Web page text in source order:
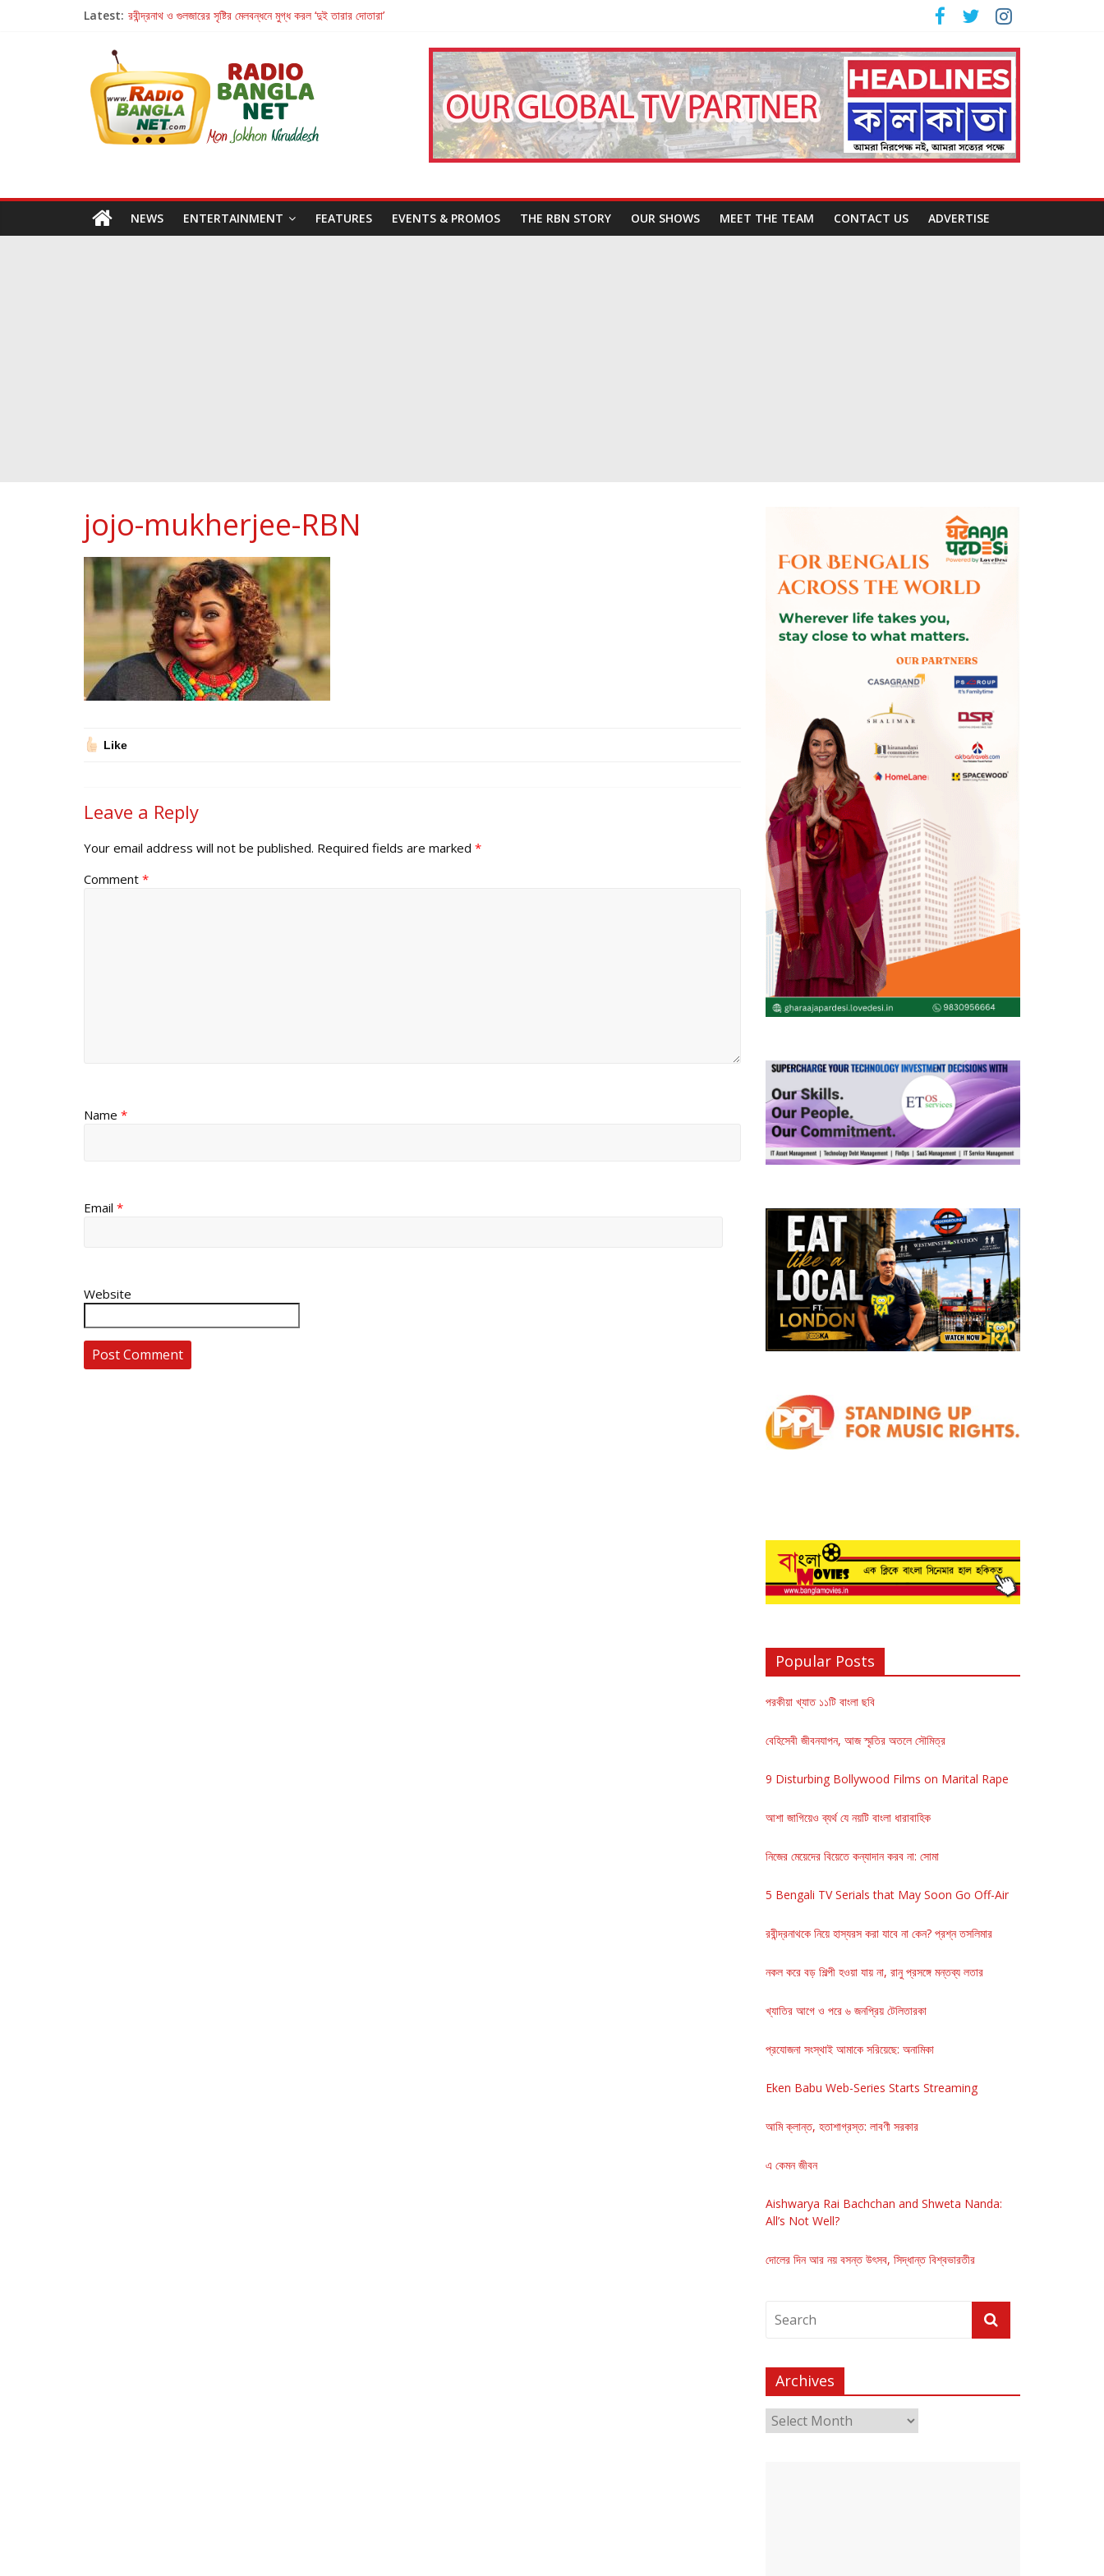
Latest: রবীন্দ্রনাথ ও গুলজারের সৃষ্টির মেলবন্ধনে মুগ্ধ করল ‘দুই তারার দোতারা’
Retribution: A Thought-Provoking Short Film That Challenges Our Understanding of Justice
হাওয়া বদলের টলিউডে ‘তুমি এলে তাই’
NEWS ENTERTAINMENT FEATURES EVENTS & PROMOS THE RBN STORY OUR SHOWS MEET THE TEAM CONTACT US ADVERTISE
jojo-mukherjee-RBN
Like
Leave a Reply
Your email address will not be published. Required fields are marked *
Comment *
Name *
Email *
Website
Popular Posts
পরকীয়া খ্যাত ১১টি বাংলা ছবি
বেহিসেবী জীবনযাপন, আজ স্মৃতির অতলে সৌমিত্র
9 Disturbing Bollywood Films on Marital Rape
আশা জাগিয়েও ব্যর্থ যে নয়টি বাংলা ধারাবাহিক
নিজের মেয়েদের বিয়েতে কন্যাদান করব না: সোমা
5 Bengali TV Serials that May Soon Go Off-Air
রবীন্দ্রনাথকে নিয়ে হাস্যরস করা যাবে না কেন? প্রশ্ন তসলিমার
নকল করে বড় শিল্পী হওয়া যায় না, রানু প্রসঙ্গে মন্তব্য লতার
খ্যাতির আগে ও পরে ৬ জনপ্রিয় টেলিতারকা
প্রযোজনা সংস্থাই আমাকে সরিয়েছে: অনামিকা
Eken Babu Web-Series Starts Streaming
আমি ক্লান্ত, হতাশাগ্রস্ত: লাবণী সরকার
এ কেমন জীবন
Aishwarya Rai Bachchan and Shweta Nanda:
All’s Not Well?
দোলের দিন আর নয় বসন্ত উৎসব, সিদ্ধান্ত বিশ্বভারতীর
Archives